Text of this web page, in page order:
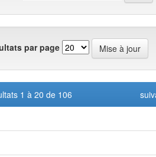
par page
1 à 20 de 106